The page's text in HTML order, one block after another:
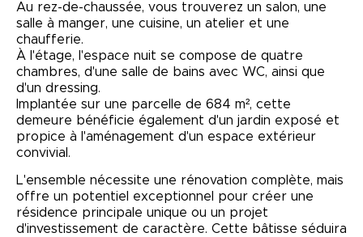
Au rez-de-chaussée, vous trouverez un salon, une
salle à manger, une cuisine, un atelier et une
chaufferie.
À l'étage, l'espace nuit se compose de quatre
chambres, d'une salle de bains avec WC, ainsi que
d'un dressing.
Implantée sur une parcelle de 684 m², cette
demeure bénéficie également d'un jardin exposé et
propice à l'aménagement d'un espace extérieur
convivial.
L'ensemble nécessite une rénovation complète, mais
offre un potentiel exceptionnel pour créer une
résidence principale unique ou un projet
d'investissement de caractère. Cette bâtisse séduira